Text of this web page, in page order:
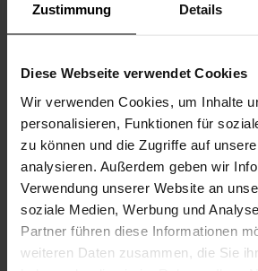
Zustimmung Details
Diese Webseite verwendet Cookies
Wir verwenden Cookies, um Inhalte
personalisieren, Funktionen für
zu können und die Zugriffe auf
analysieren. Außerdem geben wir
Verwendung unserer Website an
soziale Medien, Werbung und
Partner führen diese Informationen
weiteren Daten zusammen, die Sie
CONTACT
Blumen Schumacher
Blümle, Petra
Mannheimer Str. 97
76676 Graben-Neudorf
07255-94 56
07255-23 13
petra.bluemle@aol.de